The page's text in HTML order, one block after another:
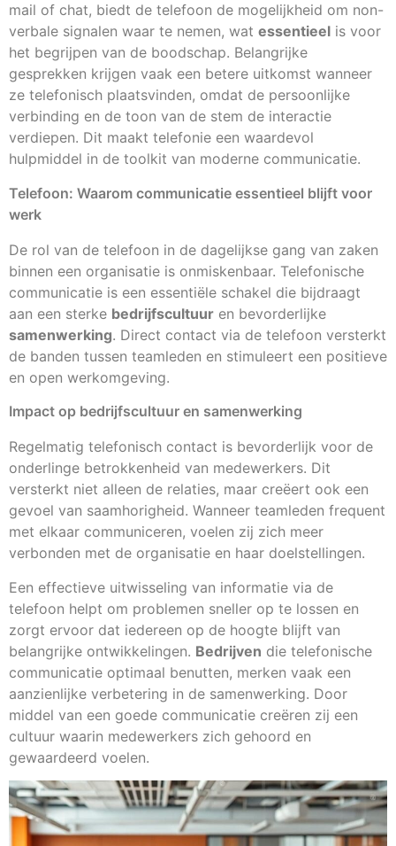
mail of chat, biedt de telefoon de mogelijkheid om non-
verbale signalen waar te nemen, wat essentieel is voor
het begrijpen van de boodschap. Belangrijke
gesprekken krijgen vaak een betere uitkomst wanneer
ze telefonisch plaatsvinden, omdat de persoonlijke
verbinding en de toon van de stem de interactie
verdiepen. Dit maakt telefonie een waardevol
hulpmiddel in de toolkit van moderne communicatie.
Telefoon: Waarom communicatie essentieel blijft voor
werk
De rol van de telefoon in de dagelijkse gang van zaken
binnen een organisatie is onmiskenbaar. Telefonische
communicatie is een essentiële schakel die bijdraagt
aan een sterke bedrijfscultuur en bevorderlijke
samenwerking. Direct contact via de telefoon versterkt
de banden tussen teamleden en stimuleert een positieve
en open werkomgeving.
Impact op bedrijfscultuur en samenwerking
Regelmatig telefonisch contact is bevorderlijk voor de
onderlinge betrokkenheid van medewerkers. Dit
versterkt niet alleen de relaties, maar creëert ook een
gevoel van saamhorigheid. Wanneer teamleden frequent
met elkaar communiceren, voelen zij zich meer
verbonden met de organisatie en haar doelstellingen.
Een effectieve uitwisseling van informatie via de
telefoon helpt om problemen sneller op te lossen en
zorgt ervoor dat iedereen op de hoogte blijft van
belangrijke ontwikkelingen. Bedrijven die telefonische
communicatie optimaal benutten, merken vaak een
aanzienlijke verbetering in de samenwerking. Door
middel van een goede communicatie creëren zij een
cultuur waarin medewerkers zich gehoord en
gewaardeerd voelen.